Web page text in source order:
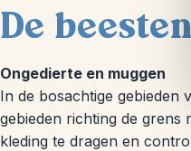
De
Ongedierte en muggen
In de bosachtige gebieden
gebieden richting de grens
kleding te dragen en